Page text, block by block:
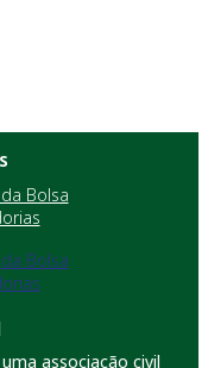
Bolsa
Bolsa
associação civil